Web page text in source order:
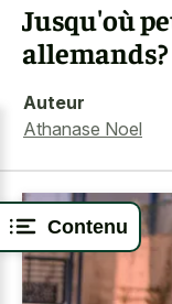
Contenu
Jusqu'où
allemands?
Auteur
Athanase Noel